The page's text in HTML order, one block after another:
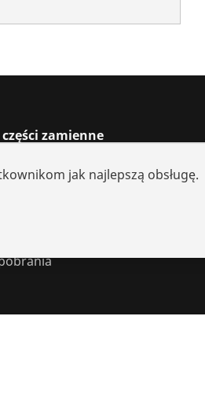
zamienne
zamienne
jak najlepszą obsługę.